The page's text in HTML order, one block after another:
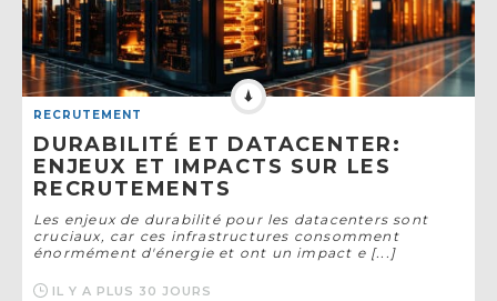
RECRUTEMENT
DURABILITÉ ET DATACENTER:
ENJEUX ET IMPACTS SUR LES
RECRUTEMENTS
Les enjeux de durabilité pour les datacenters sont
cruciaux, car ces infrastructures consomment
énormément d'énergie et ont un impact e [...]
IL Y A PLUS 30 JOURS